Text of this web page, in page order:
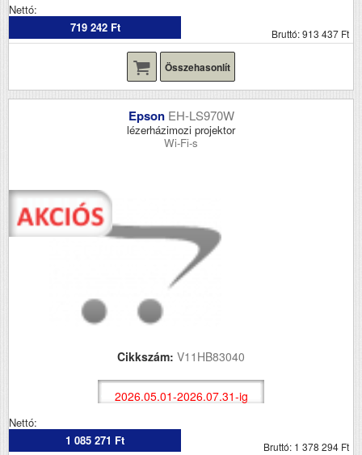
Nettó:
719 242 Ft
Bruttó: 913 437 Ft
Összehasonlít
Epson EH-LS970W
lézerházimozi projektor
Wi-Fi-s
Cikkszám: V11HB83040
2026.05.01-2026.07.31-ig
Nettó:
1 085 271 Ft
Bruttó: 1 378 294 Ft